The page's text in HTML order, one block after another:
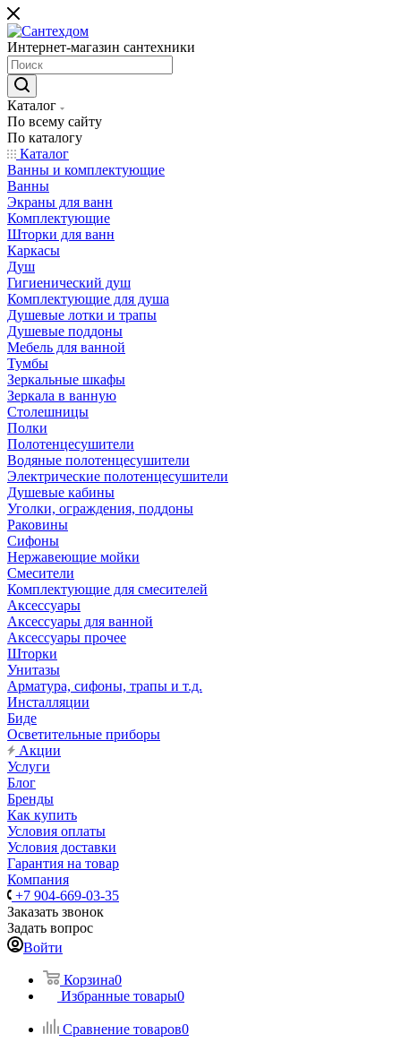
Интернет-магазин сантехники
Каталог
По всему сайту
По каталогу
Каталог
Ванны и комплектующие
Ванны
Экраны для ванн
Комплектующие
Шторки для ванн
Каркасы
Душ
Гигиенический душ
Комплектующие для душа
Душевые лотки и трапы
Душевые поддоны
Мебель для ванной
Тумбы
Зеркальные шкафы
Зеркала в ванную
Столешницы
Полки
Полотенцесушители
Водяные полотенцесушители
Электрические полотенцесушители
Душевые кабины
Уголки, ограждения, поддоны
Раковины
Сифоны
Нержавеющие мойки
Смесители
Комплектующие для смесителей
Аксессуары
Аксессуары для ванной
Аксессуары прочее
Шторки
Унитазы
Арматура, сифоны, трапы и т.д.
Инсталляции
Биде
Осветительные приборы
Акции
Услуги
Блог
Бренды
Как купить
Условия оплаты
Условия доставки
Гарантия на товар
Компания
+7 904-669-03-35
Заказать звонок
Задать вопрос
Войти
Корзина0
Избранные товары0
Сравнение товаров0